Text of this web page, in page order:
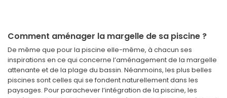
Comment aménager la margelle de sa piscine ?
De même que pour la piscine elle-même, à chacun ses
inspirations en ce qui concerne l’aménagement de la margelle
attenante et de la plage du bassin. Néanmoins, les plus belles
piscines sont celles qui se fondent naturellement dans les
paysages. Pour parachever l’intégration de la piscine, les